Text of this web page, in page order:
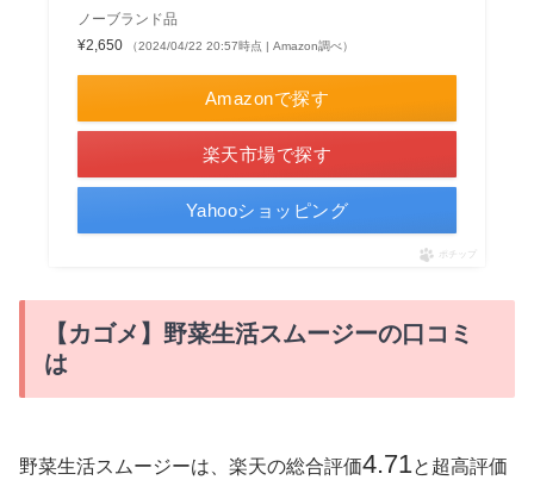
ノーブランド品
¥2,650
（2024/04/22 20:57時点 | Amazon調べ）
Amazonで探す
楽天市場で探す
Yahooショッピング
ポチップ
【カゴメ】野菜生活スムージーの口コミ
は
野菜生活スムージーは、楽天の総合評価4.71と超高評価